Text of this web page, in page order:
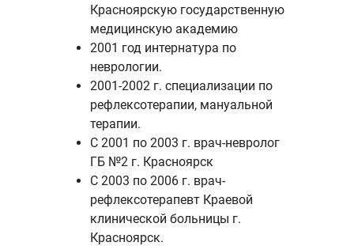
Красноярскую государственную
медицинскую академию
2001 год интернатура по
неврологии.
2001-2002 г. специализации по
рефлексотерапии, мануальной
терапии.
С 2001 по 2003 г. врач-невролог
ГБ №2 г. Красноярск
С 2003 по 2006 г. врач-
рефлексотерапевт Краевой
клинической больницы г.
Красноярск.